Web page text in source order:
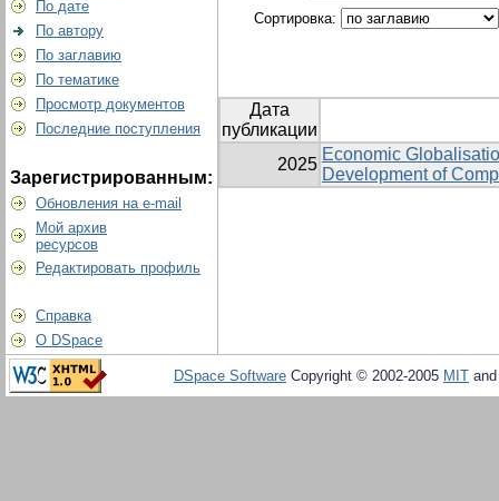
По дате
По автору
По заглавию
По тематике
Просмотр документов
Последние поступления
Зарегистрированным:
Обновления на e-mail
Мой архив
ресурсов
Редактировать профиль
Справка
О DSpace
Сортировка:
Дата
публикации
2025
Economic
Development of
DSpace Software Copyright © 2002-2005 MIT